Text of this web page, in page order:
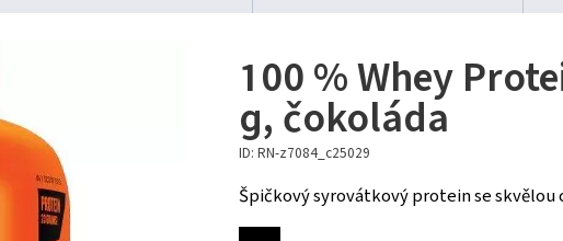
100 % Whey
g, čokoláda
ID: RN-z7084_c25029
Špičkový syrovátkový protein se